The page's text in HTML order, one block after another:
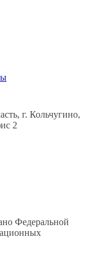
г. Кольчугино,
2
Федеральной